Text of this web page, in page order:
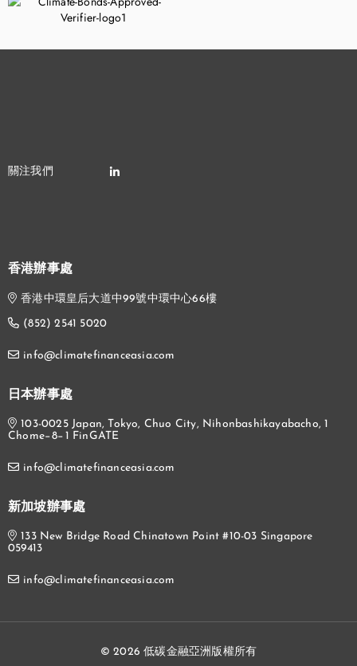
香港辦事處
香港中環皇后大道中99號中環中心66樓
(852) 2541 5020
info@climatefinanceasia.com
日本辦事處
103-0025 Japan, Tokyo, Chuo City, Nihonbashikayabacho, 1
Chome−8−1 FinGATE
info@climatefinanceasia.com
新加坡辦事處
133 New Bridge Road Chinatown Point #10-03 Singapore
059413
info@climatefinanceasia.com
© 2026 低碳金融亞洲版權所有